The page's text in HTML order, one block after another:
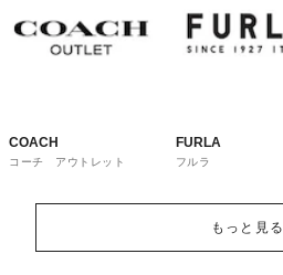
COACH
コーチ アウトレット
FURLA
フルラ
もっと見る